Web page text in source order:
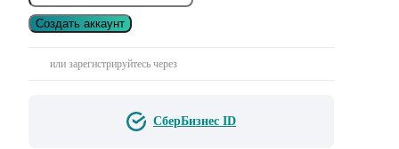
Создать аккаунт
или зарегистрируйтесь через
СберБизнес ID